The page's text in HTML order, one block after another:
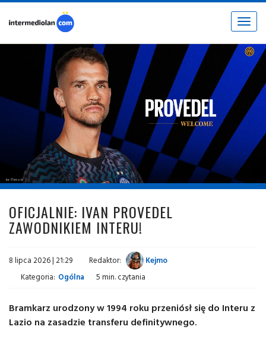
Toggle
fot. © inter.it
OFICJALNIE: IVAN PROVEDEL
ZAWODNIKIEM INTERU!
8 lipca 2026 | 21:29 Redaktor:
Kejmo
Kategoria: Ogólna 5 min. czytania
Bramkarz urodzony w 1994 roku przeniósł się do Interu z
Lazio na zasadzie transferu definitywnego.